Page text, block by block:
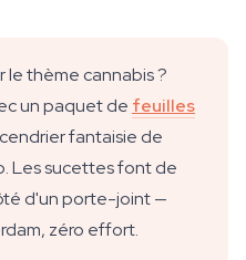
le thème cannabis ?
un paquet de feuilles
fantaisie de
Les sucettes font de
d'un porte-joint —
zéro effort.